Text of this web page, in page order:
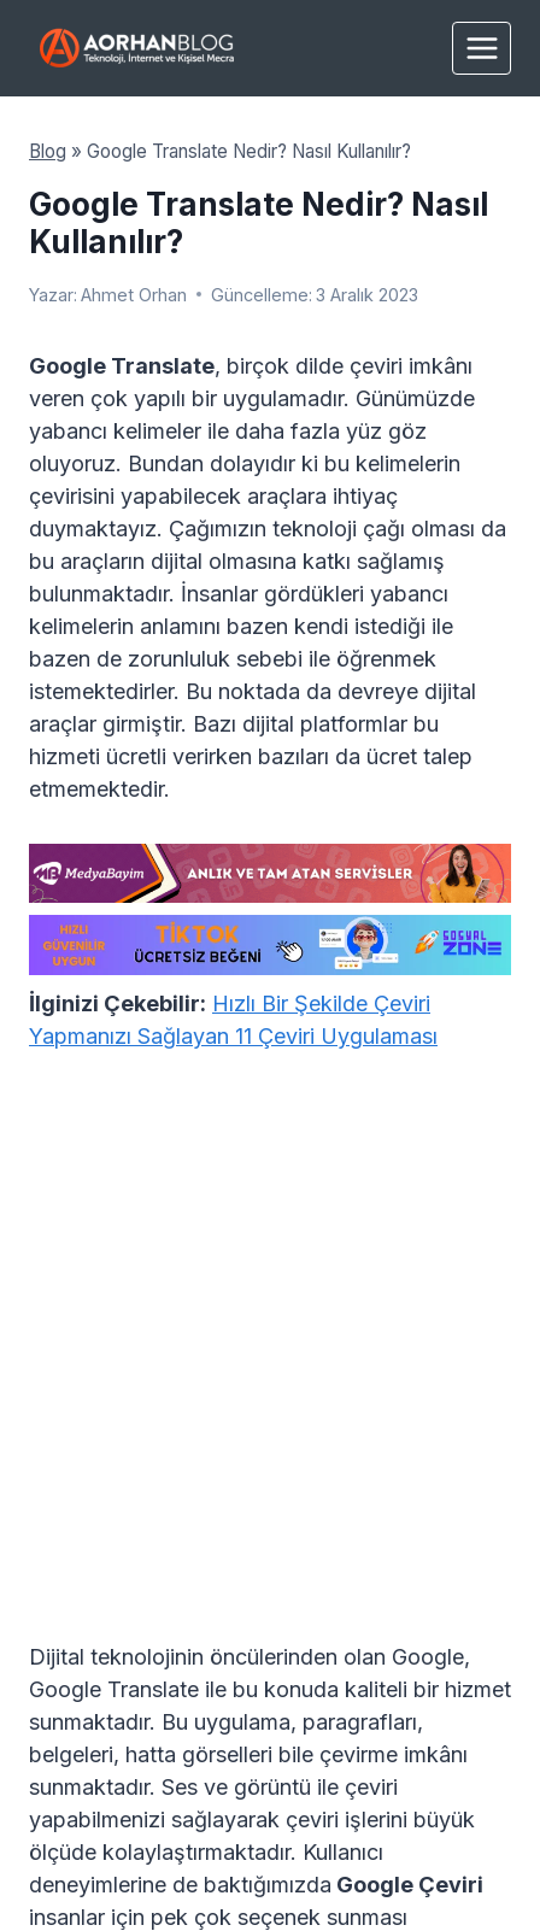
Blog » Google Translate Nedir? Nasıl Kullanılır?
Google Translate Nedir? Nasıl
Kullanılır?
Yazar: Ahmet Orhan Güncelleme: 3 Aralık 2023
Google Translate, birçok dilde çeviri imkânı
veren çok yapılı bir uygulamadır. Günümüzde
yabancı kelimeler ile daha fazla yüz göz
oluyoruz. Bundan dolayıdır ki bu kelimelerin
çevirisini yapabilecek araçlara ihtiyaç
duymaktayız. Çağımızın teknoloji çağı olması da
bu araçların dijital olmasına katkı sağlamış
bulunmaktadır. İnsanlar gördükleri yabancı
kelimelerin anlamını bazen kendi istediği ile
bazen de zorunluluk sebebi ile öğrenmek
istemektedirler. Bu noktada da devreye dijital
araçlar girmiştir. Bazı dijital platformlar bu
hizmeti ücretli verirken bazıları da ücret talep
etmemektedir.
İlginizi Çekebilir: Hızlı Bir Şekilde Çeviri
Yapmanızı Sağlayan 11 Çeviri Uygulaması
Dijital teknolojinin öncülerinden olan Google,
Google Translate ile bu konuda kaliteli bir hizmet
sunmaktadır. Bu uygulama, paragrafları,
belgeleri, hatta görselleri bile çevirme imkânı
sunmaktadır. Ses ve görüntü ile çeviri
yapabilmenizi sağlayarak çeviri işlerini büyük
ölçüde kolaylaştırmaktadır. Kullanıcı
deneyimlerine de baktığımızda Google Çeviri
insanlar için pek çok seçenek sunması